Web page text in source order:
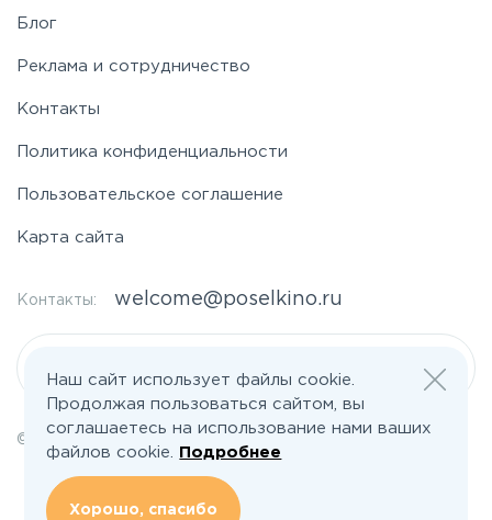
Блог
Реклама и сотрудничество
Контакты
Политика конфиденциальности
Пользовательское соглашение
Карта сайта
Контакты: welcome@poselkino.ru
© 2026 Все права защищены | poselkino.ru
ИП Маслов Дмитрий Валерьевич
ИНН 503406273833
+79647266008
Наш сайт использует файлы cookie.
Продолжая пользоваться сайтом, вы
соглашаетесь на использование нами ваших
файлов cookie.
Подробнее
Хорошо, спасибо